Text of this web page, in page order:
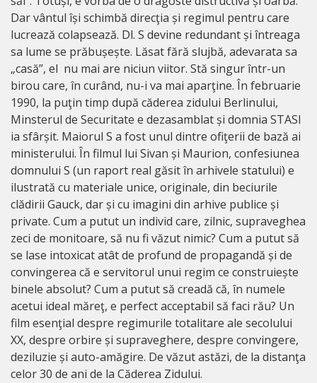
Dar vântul își schimbă direcţia și regimul pentru care
lucrează colapsează. Dl. S devine redundant și întreaga
sa lume se prăbușește. Lăsat fără slujbă, adevarata sa
„casă”, el nu mai are niciun viitor. Stă singur într-un
birou care, în curând, nu-i va mai aparţine. În februarie
1990, la puţin timp după căderea zidului Berlinului,
Minsterul de Securitate e dezasamblat și domnia STASI
ia sfârșit. Maiorul S a fost unul dintre ofiţerii de bază ai
ministerului. În filmul lui Sivan și Maurion, confesiunea
domnului S (un raport real găsit în arhivele statului) e
ilustrată cu materiale unice, originale, din beciurile
clădirii Gauck, dar și cu imagini din arhive publice și
private. Cum a putut un individ care, zilnic, supraveghea
zeci de monitoare, să nu fi văzut nimic? Cum a putut să
se lase intoxicat atât de profund de propagandă și de
convingerea că e servitorul unui regim ce construiește
binele absolut? Cum a putut să creadă că, în numele
acetui ideal măreţ, e perfect acceptabil să faci rău? Un
film esenţial despre regimurile totalitare ale secolului
XX, despre orbire și supraveghere, despre convingere,
deziluzie și auto-amăgire. De văzut astăzi, de la distanţa
celor 30 de ani de la Căderea Zidului.